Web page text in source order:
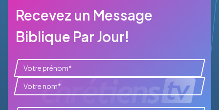
Recevez un Message
Biblique Par Jour!